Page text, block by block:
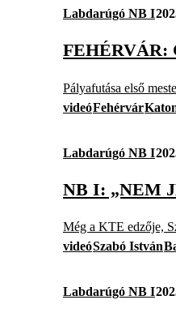
Labdarúgó NB I
FEHÉRVÁR:
Pályafutása első
videóFehérvár
Labdarúgó NB I
NB I: „NEM
Még a KTE edzője,
videóSzabó István
Labdarúgó NB I